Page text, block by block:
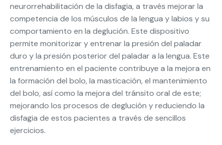
neurorrehabilitación de la disfagia, a través mejorar la
competencia de los músculos de la lengua y labios y su
comportamiento en la deglución. Este dispositivo
permite monitorizar y entrenar la presión del paladar
duro y la presión posterior del paladar a la lengua. Este
entrenamiento en el paciente contribuye a la mejora en
la formación del bolo, la masticación, el mantenimiento
del bolo, así como la mejora del tránsito oral de este;
mejorando los procesos de deglución y reduciendo la
disfagia de estos pacientes a través de sencillos
ejercicios.